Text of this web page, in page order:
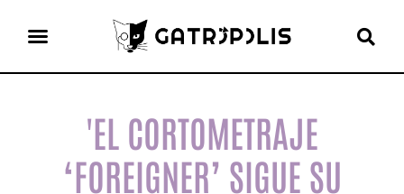
'EL CORTOMETRAJE
‘FOREIGNER’ SIGUE SU